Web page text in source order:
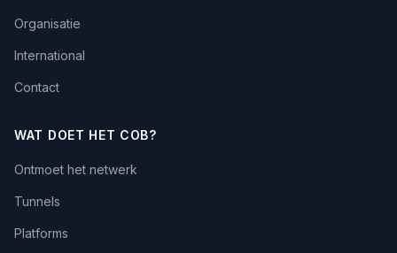
Organisatie
International
Contact
WAT DOET HET COB?
Ontmoet het netwerk
Tunnels
Platforms